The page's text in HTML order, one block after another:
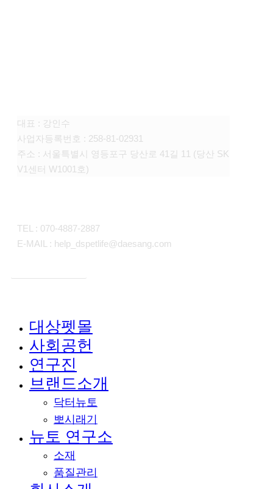
대표 : 강인수
사업자등록번호 : 258-81-02931
주소 : 서울특별시 영등포구 당산로 41길 11 (당산 SK
V1센터 W1001호)
TEL : 070-4887-2887
E-MAIL : help_dspetlife@daesang.com
Close 대상펫몰
사회공헌
연구진
브랜드소개
닥터뉴토
뽀시래기
뉴토 연구소
소재
품질관리